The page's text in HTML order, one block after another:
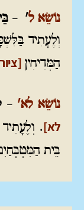
נוֹשֵׂא ל'
–
וְלֶעָתִיד
הַמְּדִיחִין [ציור 16 ל]
נוֹשֵׂא לא' –
לא].
בֵּית